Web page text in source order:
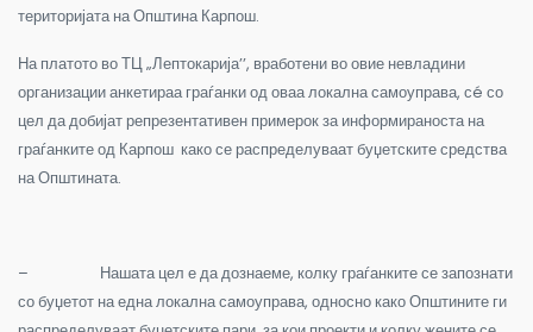
територијата на Општина Карпош.
На платото во ТЦ „Лептокарија’’, вработени во овие невладини
организации анкетираа граѓанки од оваа локална самоуправа, сé со
цел да добијат репрезентативен примерок за информираноста на
граѓанките од Карпош како се распределуваат буџетските средства
на Општината.
– Нашата цел е да дознаеме, колку граѓанките се запознати
со буџетот на една локална самоуправа, односно како Општините ги